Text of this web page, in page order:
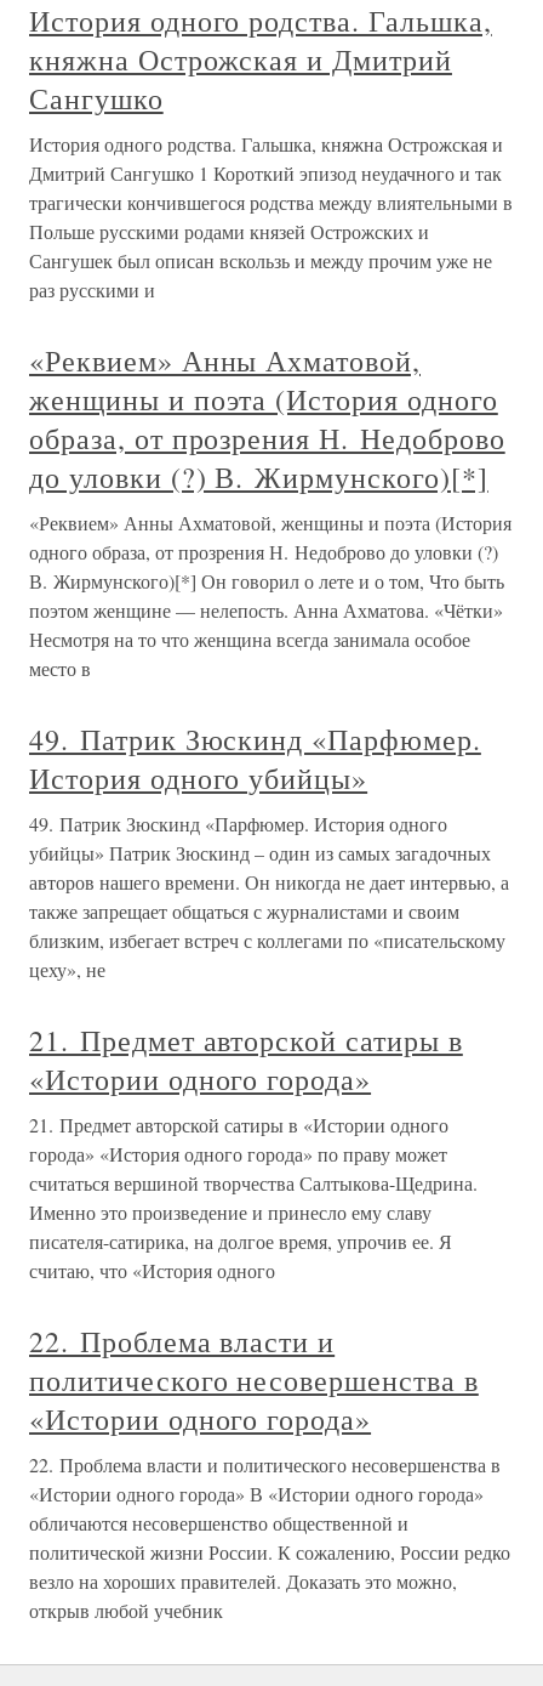
История одного родства. Гальшка,
княжна Острожская и Дмитрий
Сангушко
История одного родства. Гальшка, княжна Острожская и
Дмитрий Сангушко 1 Короткий эпизод неудачного и так
трагически кончившегося родства между влиятельными в
Польше русскими родами князей Острожских и
Сангушек был описан вскользь и между прочим уже не
раз русскими и
«Реквием» Анны Ахматовой,
женщины и поэта (История одного
образа, от прозрения Н. Недоброво
до уловки (?) В. Жирмунского)[*]
«Реквием» Анны Ахматовой, женщины и поэта (История
одного образа, от прозрения Н. Недоброво до уловки (?)
В. Жирмунского)[*] Он говорил о лете и о том, Что быть
поэтом женщине — нелепость. Анна Ахматова. «Чётки»
Несмотря на то что женщина всегда занимала особое
место в
49. Патрик Зюскинд «Парфюмер.
История одного убийцы»
49. Патрик Зюскинд «Парфюмер. История одного
убийцы» Патрик Зюскинд – один из самых загадочных
авторов нашего времени. Он никогда не дает интервью, а
также запрещает общаться с журналистами и своим
близким, избегает встреч с коллегами по «писательскому
цеху», не
21. Предмет авторской сатиры в
«Истории одного города»
21. Предмет авторской сатиры в «Истории одного
города» «История одного города» по праву может
считаться вершиной творчества Салтыкова-Щедрина.
Именно это произведение и принесло ему славу
писателя-сатирика, на долгое время, упрочив ее. Я
считаю, что «История одного
22. Проблема власти и
политического несовершенства в
«Истории одного города»
22. Проблема власти и политического несовершенства в
«Истории одного города» В «Истории одного города»
обличаются несовершенство общественной и
политической жизни России. К сожалению, России редко
везло на хороших правителей. Доказать это можно,
открыв любой учебник